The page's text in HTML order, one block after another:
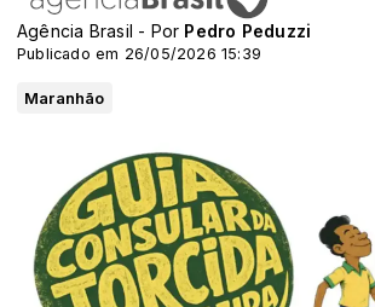
Agência Brasil - Por Pedro Peduzzi
Publicado em 26/05/2026 15:39
Maranhão